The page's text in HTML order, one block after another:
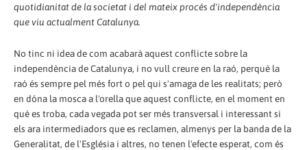
quotidianitat de la societat i del mateix procés d'independència
que viu actualment Catalunya.
No tinc ni idea de com acabarà aquest conflicte sobre la
independència de Catalunya, i no vull creure en la raó, perquè la
raó és sempre pel més fort o pel qui s'amaga de les realitats; però
en dóna la mosca a l'orella que aquest conflicte, en el moment en
què es troba, cada vegada pot ser més transversal i interessant si
els ara intermediadors que es reclamen, almenys per la banda de la
Generalitat, de l'Església i altres, no tenen l'efecte esperat, com és